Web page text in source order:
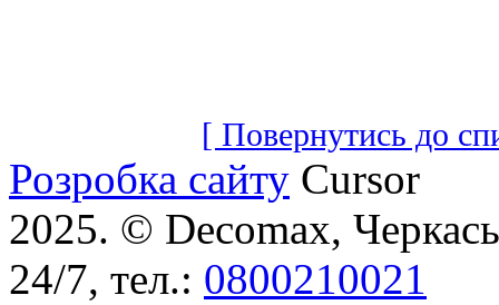
[ Повернутись до
Розробка сайту Cursor
2025. © Decomax,
24/7, тел.: 0800210021